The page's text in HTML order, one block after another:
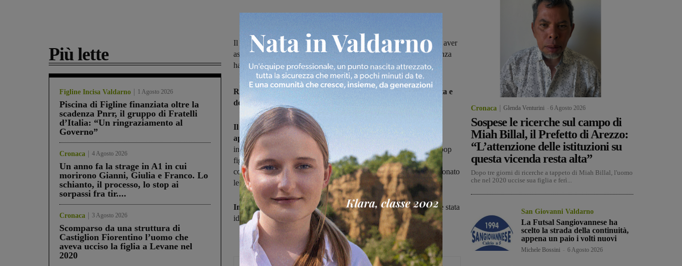
Più lette
Figline Incisa Valdarno 1 Agosto 2026
Piscina di Figline finanziata oltre la
scadenza Pnrr, il gruppo di Fratelli
d’Italia: “Un ringraziamento al
Governo”
Cronaca 4 Agosto 2026
Un anno fa la strage in A1 in cui
morirono Gianni, Giulia e Franco. Lo
schianto, il processo, lo stop ai
sorpassi fra tir....
Cronaca 3 Agosto 2026
Scomparso da una struttura di
Castiglion Fiorentino l’uomo che
aveva ucciso la figlia a Levane nel
2020
Il portafoglio conteneva 250 euro e documenti. I carabinieri dopo aver
ascoltato i testimoni e visionato le immagini della video sorveglianza
hanno rintracciato la donna che lo aveva portato via
Ruba un portafoglio alla Coop di Figline ma viene rintracciata e
denunciata dai carabinieri della compagnia locale.
Il portafoglio contenente 250 euro e vari documenti era stato
apppoggiato dal proprietario, un 53enne, sul bancone del box
informazioni. In un attimo era scomparso. Il responsabile della Coop
figlinese ha chiamato i carabinieri del nucleo radiomobile della
compagnia che, giunti sul posto, hanno ascoltato i testimoni e visionato
le immagini della video serveglianza.
In poco tempo, così, l'autrice del furto, una 35enne del luogo, è stata
identificata, rintracciata e denunciata .
Cronaca Glenda Venturini 6 Agosto 2026
Sospese le ricerche sul campo di
Miah Billal, il Prefetto di Arezzo:
“L’attenzione delle istituzioni su
questa vicenda resta alta”
Dopo tre giorni di ricerche a tappeto di Miah Billal, l'uomo
che nel 2020 uccise sua figlia e ferì...
San Giovanni Valdarno
La Futsal Sangiovannese ha
scelto la strada della continuità,
appena un paio i volti nuovi
Michele Bossini 6 Agosto 2026